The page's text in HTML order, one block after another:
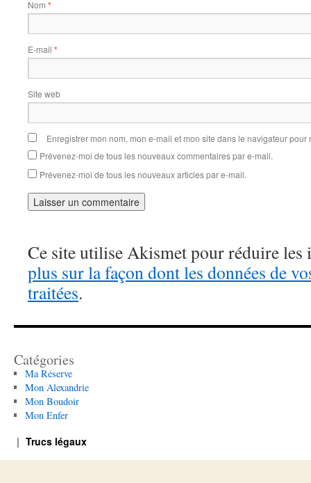
Nom *
E-mail *
Site web
Enregistrer mon nom, mon e-mail et mon site dans le navigateur
Prévenez-moi de tous les nouveaux commentaires par e-mail.
Prévenez-moi de tous les nouveaux articles par e-mail.
Ce site utilise Akismet pour réduire les
plus sur la façon dont les données de
traitées.
Catégories
Ma Réserve
Mon Alexandrie
Mon Boudoir
Mon Enfer
Trucs légaux